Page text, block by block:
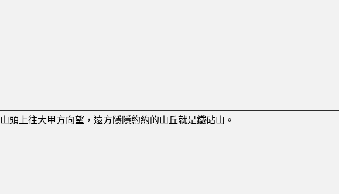
山頭上往大甲方向望，遠方隱隱約約的山丘就是鐵砧山。